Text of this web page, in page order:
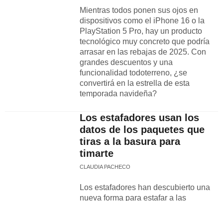
Mientras todos ponen sus ojos en
dispositivos como el iPhone 16 o la
PlayStation 5 Pro, hay un producto
tecnológico muy concreto que podría
arrasar en las rebajas de 2025. Con
grandes descuentos y una
funcionalidad todoterreno, ¿se
convertirá en la estrella de esta
temporada navideña?
Los estafadores usan los
datos de los paquetes que
tiras a la basura para
timarte
CLAUDIA PACHECO
Los estafadores han descubierto una
nueva forma para estafar a las